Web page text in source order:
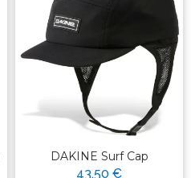
DAKINE Surf Cap
43,50 €